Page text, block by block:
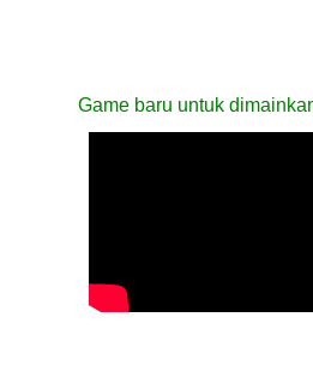
Game baru untuk